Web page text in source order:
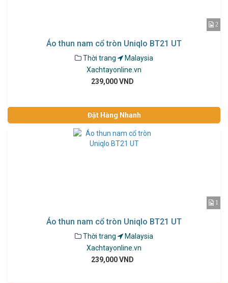
2
Áo thun nam cổ tròn Uniqlo BT21 UT
Thời trang
Malaysia
Xachtayonline.vn
239,000 VND
Đặt Hàng Nhanh
1
Áo thun nam cổ tròn Uniqlo BT21 UT
Thời trang
Malaysia
Xachtayonline.vn
239,000 VND